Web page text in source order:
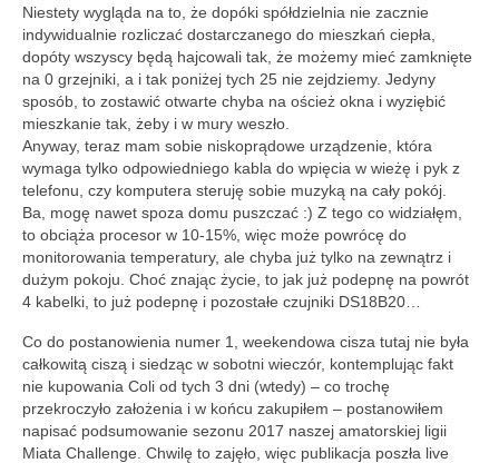
Niestety wygląda na to, że dopóki spółdzielnia nie zacznie
indywidualnie rozliczać dostarczanego do mieszkań ciepła,
dopóty wszyscy będą hajcowali tak, że możemy mieć zamknięte
na 0 grzejniki, a i tak poniżej tych 25 nie zejdziemy. Jedyny
sposób, to zostawić otwarte chyba na oścież okna i wyziębić
mieszkanie tak, żeby i w mury weszło.
Anyway, teraz mam sobie niskoprądowe urządzenie, która
wymaga tylko odpowiedniego kabla do wpięcia w wieżę i pyk z
telefonu, czy komputera steruję sobie muzyką na cały pokój.
Ba, mogę nawet spoza domu puszczać :) Z tego co widziałęm,
to obciąża procesor w 10-15%, więc może powrócę do
monitorowania temperatury, ale chyba już tylko na zewnątrz i
dużym pokoju. Choć znając życie, to jak już podepnę na powrót
4 kabelki, to już podepnę i pozostałe czujniki DS18B20…
Co do postanowienia numer 1, weekendowa cisza tutaj nie była
całkowitą ciszą i siedząc w sobotni wieczór, kontemplując fakt
nie kupowania Coli od tych 3 dni (wtedy) – co trochę
przekroczyło założenia i w końcu zakupiłem – postanowiłem
napisać podsumowanie sezonu 2017 naszej amatorskiej ligii
Miata Challenge. Chwilę to zajęło, więc publikacja poszła live